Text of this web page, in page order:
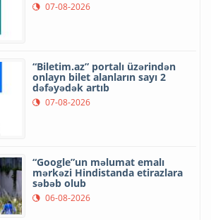
07-08-2026
“Biletim.az” portalı üzərindən
onlayn bilet alanların sayı 2
dəfəyədək artıb
07-08-2026
“Google”un məlumat emalı
mərkəzi Hindistanda etirazlara
səbəb olub
06-08-2026